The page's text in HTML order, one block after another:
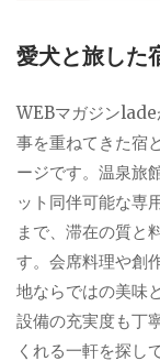
愛犬と旅した
WEBマガジンlade
事を重ねてきた宿
ージです。温泉旅
ット同伴可能な専
まで、滞在の質と
す。会席料理や創
地ならではの美味
設備の充実度も丁
くれる一軒を探し